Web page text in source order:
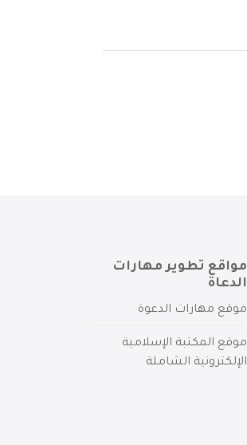
مواقع تطوير مهارات
الدعاة
موقع مهارات الدعوة
موقع المكتبة الإسلامية
الإلكترونية الشاملة